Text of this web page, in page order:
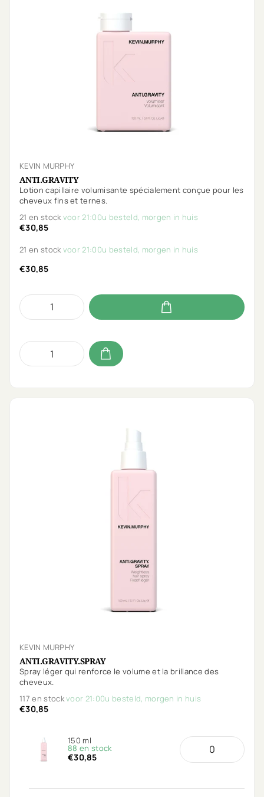
KEVIN MURPHY
ANTI.GRAVITY
Lotion capillaire volumisante spécialement conçue pour les
cheveux fins et ternes.
21 en stock voor 21:00u besteld, morgen in huis
€30,85
21 en stock voor 21:00u besteld, morgen in huis
€30,85
KEVIN MURPHY
ANTI.GRAVITY.SPRAY
Spray léger qui renforce le volume et la brillance des
cheveux.
117 en stockvoor 21:00u besteld, morgen in huis
€30,85
150 ml
88 en stock
€30,85